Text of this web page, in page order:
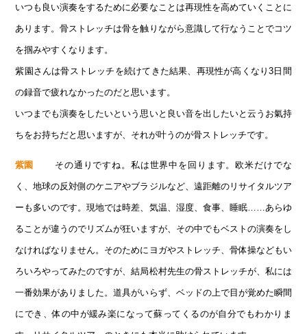
いつも良い演奏をするために必要なことは再現性を高めていくことに
あります。骨ストレッチは骨を触りながら意識して行なうことでコツ
を掴みやすくなります。
紫園さんは骨ストレッチを続けてきた結果、再現性が高くなり3日間
の録音で疲れなかったのだと思います。
いつまでも演奏をしたいという思いと良い音を出したいと云うお氣持
ちをお持ちだと思いますが、それが叶うのが骨ストレッチです。
紫園 その通りですね。私は世界中を回ります。欧米だけでな
く、地球の反対側のケニアやブラジルなど、遠距離のリサイタルツア
ーも多いのです。現地では時差、気温、湿度、食事、睡眠……あらゆ
ることが違うのでリズムが狂いますが、その中でもベストの演奏をし
なければなりません。そのためにヨガやストレッチ、骨体操などもい
ろいろやってみたのですが、結局松村先生の骨ストレッチが、私には
一番効果がありました。道具がいらず、ベッドの上で目が覚めた瞬間
にでき、体の中が緩み楽になって蘇ってくるのが自分でもわかりま